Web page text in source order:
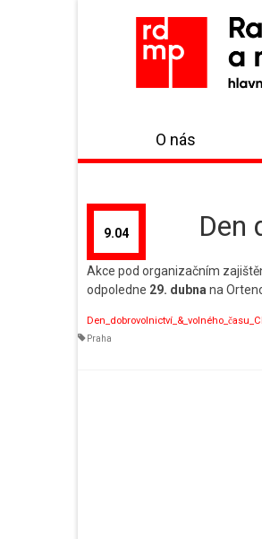
O nás
9.04 Den
Akce pod organizačním
odpoledne 29. dubna na
Praha